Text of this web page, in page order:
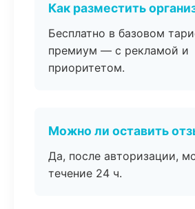
Как разместить
Бесплатно в базовом
премиум — с рекламой и
приоритетом.
Можно ли оставить
Да, после авторизации,
течение 24 ч.